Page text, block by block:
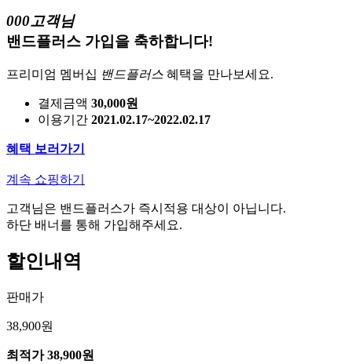
000고객님
밴드플러스 가입을 축하합니다!
프리미엄 멤버십 밴드플러스 혜택을 만나보세요.
결제금액 30,000원
이용기간 2021.02.17~2022.02.17
혜택 보러가기
계속 쇼핑하기
고객님은 밴드플러스가 즉시적용 대상이 아닙니다.
하단 배너를 통해 가입해주세요.
할인내역
판매가
38,900원
최적가 38,900원